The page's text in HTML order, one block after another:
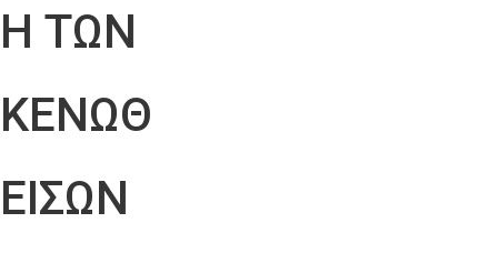
Η ΤΩΝ
ΚΕΝΩΘ
ΕΙΣΩΝ